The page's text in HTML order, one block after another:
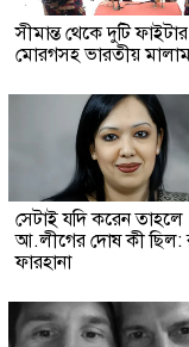
সীমান্ত থেকে দুটি ফাইটার
মোরগসহ ভারতীয়
সেটাই যদি করেন তাহলে
আ.লীগের দোষ কী ছিল:
ফারহানা